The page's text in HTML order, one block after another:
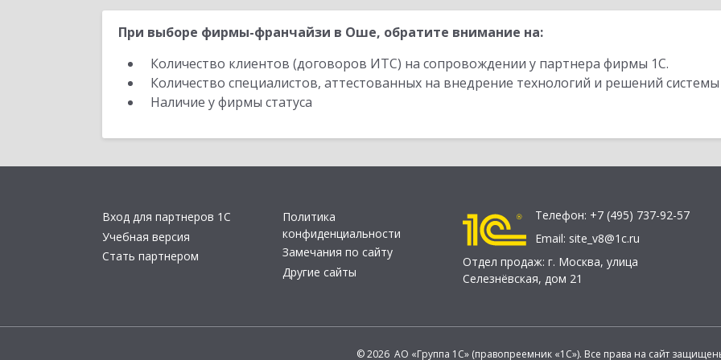
При выборе фирмы-франчайзи в Оше, обратите внимание на:
Количество клиентов (договоров ИТС) на сопровождении у партнера фирмы 1С.
Количество специалистов, аттестованных на внедрение технологий и решений
Наличие у фирмы статуса
Вход для партнеров 1С
Учебная версия
Стать партнером
Политика
конфиденциальности
Замечания по сайту
Другие сайты
Телефон: +7 (495) 737-92-57
Email: site_v8@1c.ru
Отдел продаж: г. Москва, улица
Селезнёвская, дом 21
© 2026 АО «Группа 1С» (правопреемник «1С»). Все права на сайт